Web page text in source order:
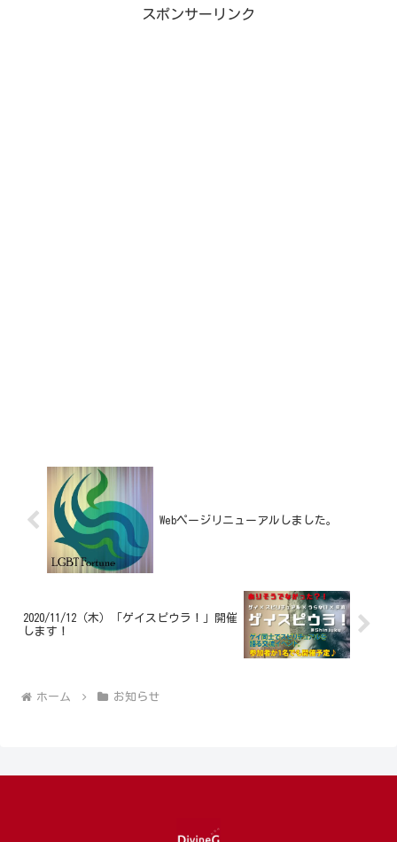
いてあります。最後まで必ずお読スポンサーリンク
Webページリニューアルしました。
2020/11/12（木）「ゲイスピウラ！」開催
します！
ホーム お知らせ